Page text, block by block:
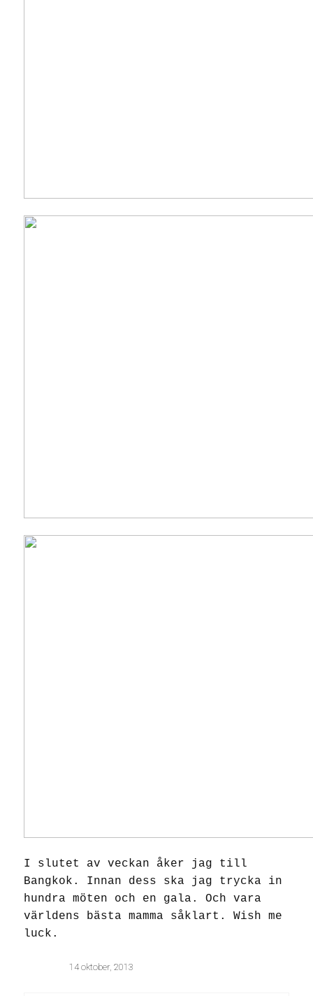
I slutet av veckan åker jag till
Bangkok. Innan dess ska jag trycka in
hundra möten och en gala. Och vara
världens bästa mamma såklart. Wish me
luck.
14 oktober, 2013